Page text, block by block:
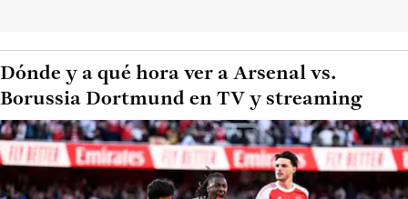
Dónde y a qué hora ver a Arsenal vs.
Borussia Dortmund en TV y streaming